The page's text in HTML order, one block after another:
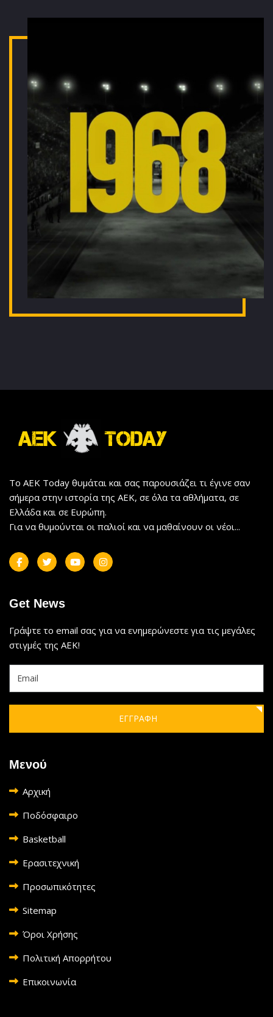
Το AEK Today θυμάται και σας παρουσιάζει τι έγινε σαν
σήμερα στην ιστορία της ΑΕΚ, σε όλα τα αθλήματα, σε
Ελλάδα και σε Ευρώπη.
Για να θυμούνται οι παλιοί και να μαθαίνουν οι νέοι...
Get News
Γράψτε το email σας για να ενημερώνεστε για τις μεγάλες
στιγμές της ΑΕΚ!
ΕΓΓΡΑΦΗ
Μενού
Αρχική
Ποδόσφαιρο
Basketball
Ερασιτεχνική
Προσωπικότητες
Sitemap
Όροι Χρήσης
Πολιτική Απορρήτου
Επικοινωνία